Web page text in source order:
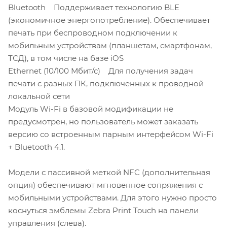
Bluetooth Поддерживает технологию BLE
(экономичное энергопотребление). Обеспечивает
печать при беспроводном подключении к
мобильным устройствам (планшетам, смартфонам,
ТСД), в том числе на базе iOS
Ethernet (10/100 Мбит/с) Для получения задач
печати с разных ПК, подключенных к проводной
локальной сети
Модуль Wi-Fi в базовой модификации не
предусмотрен, но пользователь может заказать
версию со встроенным парным интерфейсом Wi-Fi
+ Bluetooth 4.1.
Модели с пассивной меткой NFC (дополнительная
опция) обеспечивают мгновенное сопряжения с
мобильными устройствами. Для этого нужно просто
коснуться эмблемы Zebra Print Touch на панели
управления (слева).